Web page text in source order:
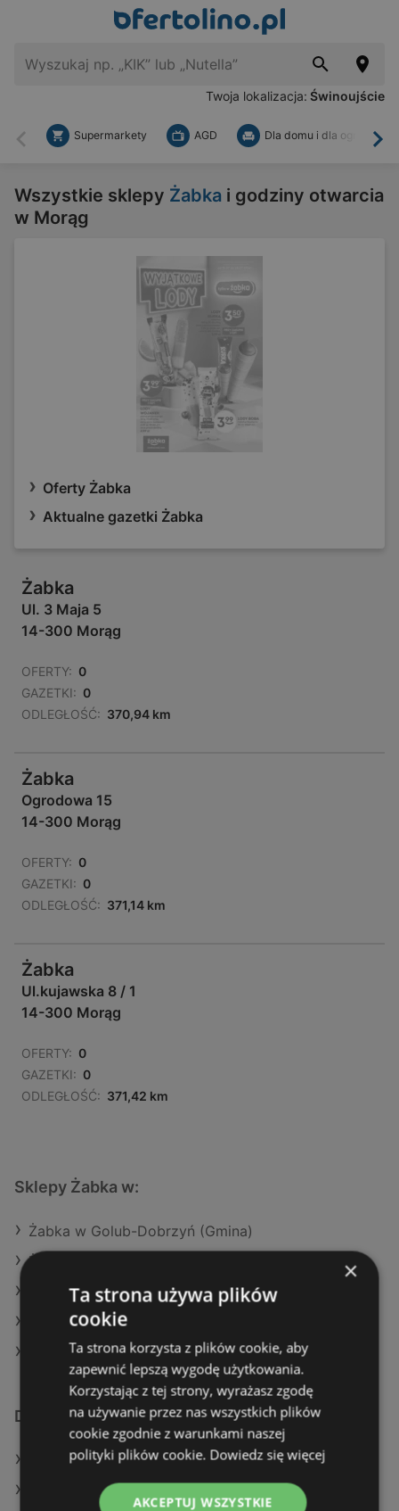
Twoja lokalizacja: Świnoujście
Wstecz
Supermarkety AGD Dla domu i dla ogrodu
Wszystkie sklepy Żabka i godziny otwarcia
w Morąg
Oferty Żabka
Aktualne gazetki Żabka
Żabka
Ul. 3 Maja 5
14-300 Morąg
OFERTY: 0
GAZETKI: 0
ODLEGŁOŚĆ: 370,94 km
Żabka
Ogrodowa 15
14-300 Morąg
OFERTY: 0
GAZETKI: 0
ODLEGŁOŚĆ: 371,14 km
Żabka
Ul.kujawska 8 / 1
14-300 Morąg
OFERTY: 0
GAZETKI: 0
ODLEGŁOŚĆ: 371,42 km
Sklepy Żabka w:
Żabka w Golub-Dobrzyń (Gmina)
Żabka w Nałęczów
Żabka w Brzeszcze
Żabka w Myślenice
Żabka w Jemielnica
Dodatkowe łącza
Oferty Żabka
Oferty Makro
×
Ta strona używa plików
cookie
Ta strona korzysta z plików cookie, aby
zapewnić lepszą wygodę użytkowania.
Korzystając z tej strony, wyrażasz zgodę
na używanie przez nas wszystkich plików
cookie zgodnie z warunkami naszej
polityki plików cookie. Dowiedz się więcej
AKCEPTUJ WSZYSTKIE